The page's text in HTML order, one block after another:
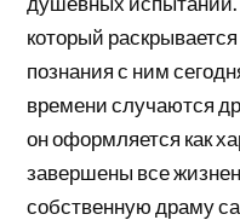
который
познания с ним
времени случаются
он оформляется как
завершены все
собственную драму